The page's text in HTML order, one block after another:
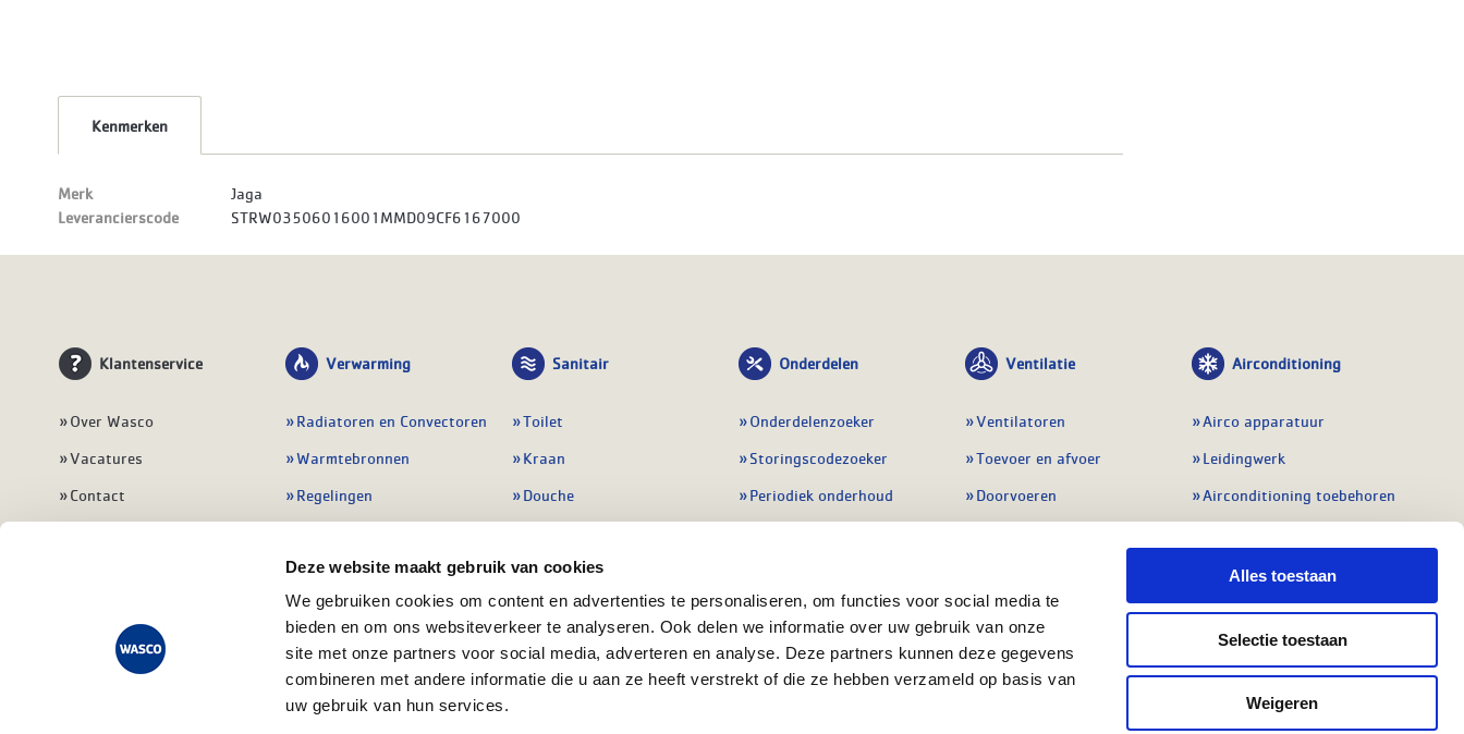
Deze website maakt gebruik van cookies
We gebruiken cookies om content en advertenties te personaliseren, om functies voor social media te
bieden en om ons websiteverkeer te analyseren. Ook delen we informatie over uw gebruik van onze
site met onze partners voor social media, adverteren en analyse. Deze partners kunnen deze gegevens
combineren met andere informatie die u aan ze heeft verstrekt of die ze hebben verzameld op basis van
uw gebruik van hun services.
Alles toestaan
Selectie toestaan
Weigeren
Kenmerken
Merk
Jaga
Leverancierscode
STRW03506016001MMD09CF6167000
Klantenservice
Over Wasco
Vacatures
Contact
Veelgestelde vragen
Verwarming
Radiatoren en Convectoren
Warmtebronnen
Regelingen
Leidingwerk
Warmwatertoestellen
Alle verwarming
Sanitair
Toilet
Kraan
Douche
Badmeubel
Afvoeren
Alle sanitair
Onderdelen
Onderdelenzoeker
Storingscodezoeker
Periodiek onderhoud
Preventie & detectie
Alle onderdelen
Ventilatie
Ventilatoren
Toevoer en afvoer
Doorvoeren
Regelingen
Airconditioning
Airco apparatuur
Leidingwerk
Airconditioning toebehoren
Regelapparatuur
Alle koeling